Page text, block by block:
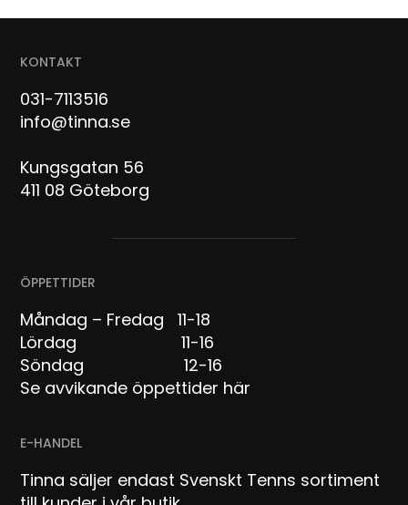
KONTAKT
031-7113516
info@tinna.se
Kungsgatan 56
411 08 Göteborg
ÖPPETTIDER
Måndag – Fredag 11-18
Lördag 11-16
Söndag 12-16
Se avvikande öppettider här
E-HANDEL
Tinna säljer endast Svenskt Tenns sortiment